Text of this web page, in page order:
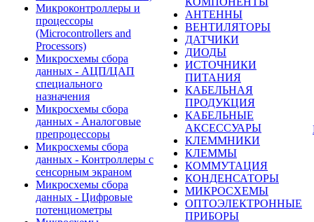
Микроконтроллеры и
процессоры
(Microcontrollers and
Processors)
Микросхемы сбора
данных - АЦП/ЦАП
специального
назначения
Микросхемы сбора
данных - Аналоговые
препроцессоры
Микросхемы сбора
данных - Контроллеры с
сенсорным экраном
Микросхемы сбора
данных - Цифровые
потенциометры
АНТЕННЫ
ВЕНТИЛЯТОРЫ
ДАТЧИКИ
ДИОДЫ
ИСТОЧНИКИ
ПИТАНИЯ
КАБЕЛЬНАЯ
ПРОДУКЦИЯ
КАБЕЛЬНЫЕ
АКСЕССУАРЫ
КЛЕММНИКИ
КЛЕММЫ
КОММУТАЦИЯ
КОНДЕНСАТОРЫ
МИКРОСХЕМЫ
ОПТОЭЛЕКТРОННЫЕ
ПРИБОРЫ